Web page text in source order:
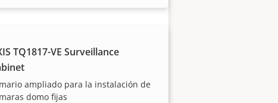
TQ1817-VE Surveillance
ampliado para la instalación de
domo fijas
Hágase socio